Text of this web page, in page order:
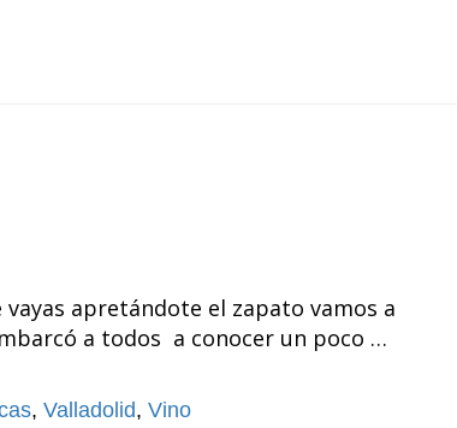
apretándote el zapato vamos a
a todos a conocer un poco …
, Valladolid, Vino